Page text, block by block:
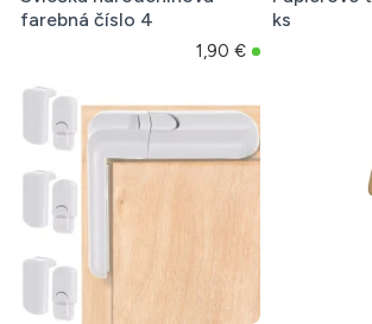
farebná číslo 4
1,90 €
ks